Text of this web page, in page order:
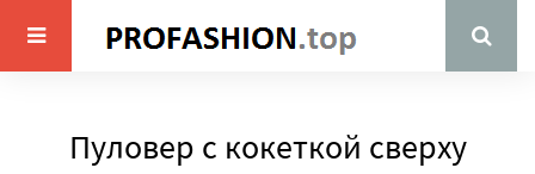
Пуловер с кокеткой сверху